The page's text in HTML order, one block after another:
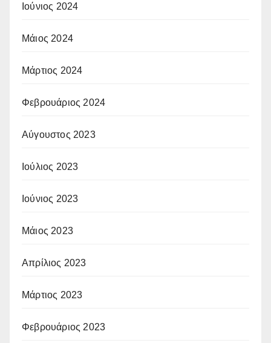
Ιούνιος 2024
Μάιος 2024
Μάρτιος 2024
Φεβρουάριος 2024
Αύγουστος 2023
Ιούλιος 2023
Ιούνιος 2023
Μάιος 2023
Απρίλιος 2023
Μάρτιος 2023
Φεβρουάριος 2023